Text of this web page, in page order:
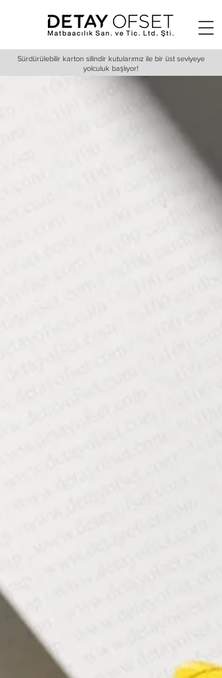
Sürdürülebilir karton silindir kutularımız ile bir üst seviyeye
yolculuk başlıyor!